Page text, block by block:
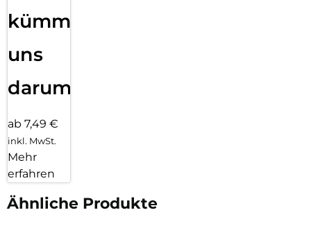
kümmern
uns
darum!
ab 7,49 €
inkl. MwSt.
Mehr
erfahren
Ähnliche Produkte